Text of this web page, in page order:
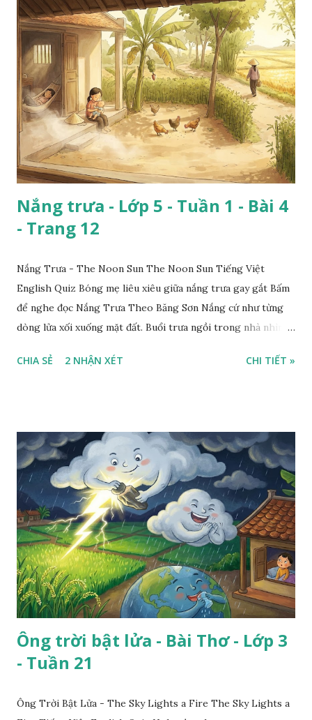
Nắng trưa - Lớp 5 - Tuần 1 - Bài 4
- Trang 12
Nắng Trưa - The Noon Sun The Noon Sun Tiếng Việt
English Quiz Bóng mẹ liêu xiêu giữa nắng trưa gay gắt Bấm
để nghe đọc Nắng Trưa Theo Băng Sơn Nắng cứ như từng
dòng lửa xối xuống mặt đất. Buổi trưa ngồi trong nhà nhìn
CHIA SẺ 2 NHẬN XÉT CHI TIẾT »
Ông trời bật lửa - Bài Thơ - Lớp 3
- Tuần 21
Ông Trời Bật Lửa - The Sky Lights a Fire The Sky Lights a